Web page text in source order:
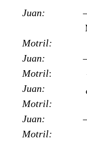
Juan: —
Motril,
Motril: — Y
Juan:
Motril: —Si
Juan:
Motril:
Juan:
Motril: —¡Y
de un